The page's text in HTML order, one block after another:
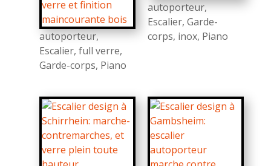
autoporteur,
Escalier, full verre,
Garde-corps, Piano
autoporteur,
Escalier, Garde-
corps, inox, Piano